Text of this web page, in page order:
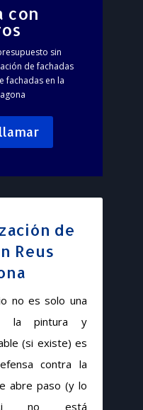
con
sin
de fachadas
fachadas en la
de
Reus
no es solo una
la pintura y
(si existe) es
contra la
abre paso (y lo
no está